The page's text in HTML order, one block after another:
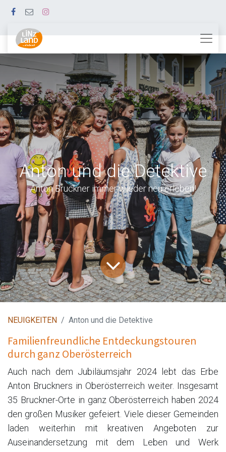
Anton und die Detektive
Anton Bruckner immer wieder neu erleben!
NEUIGKEITEN Anton und die Detektive
Familienfreundliche Entdeckungstouren
durch ganz Oberösterreich
Auch nach dem Jubiläumsjahr 2024 lebt das Erbe
Anton Bruckners in Oberösterreich weiter. Insgesamt
35 Bruckner-Orte in ganz Oberösterreich haben 2024
den großen Musiker gefeiert. Viele dieser Gemeinden
laden weiterhin mit kreativen Angeboten zur
Auseinandersetzung mit dem Leben und Werk